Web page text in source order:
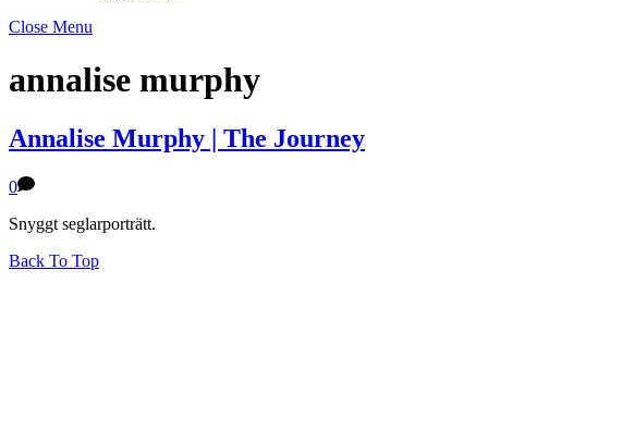
Close Menu
annalise murphy
Annalise Murphy | The Journey
0
Snyggt seglarporträtt.
Back To Top